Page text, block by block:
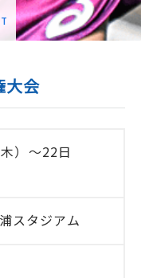
大会
）～22日
タジアム